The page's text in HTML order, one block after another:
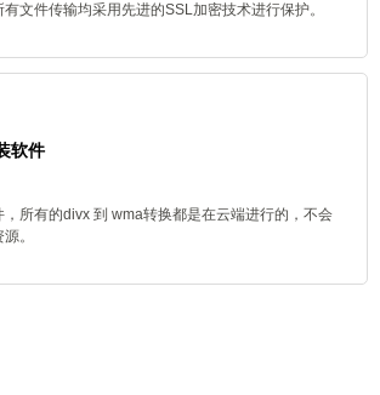
文件传输均采用先进的SSL加密技术进行保护。
软件
所有的divx 到 wma转换都是在云端进行的，不会
。